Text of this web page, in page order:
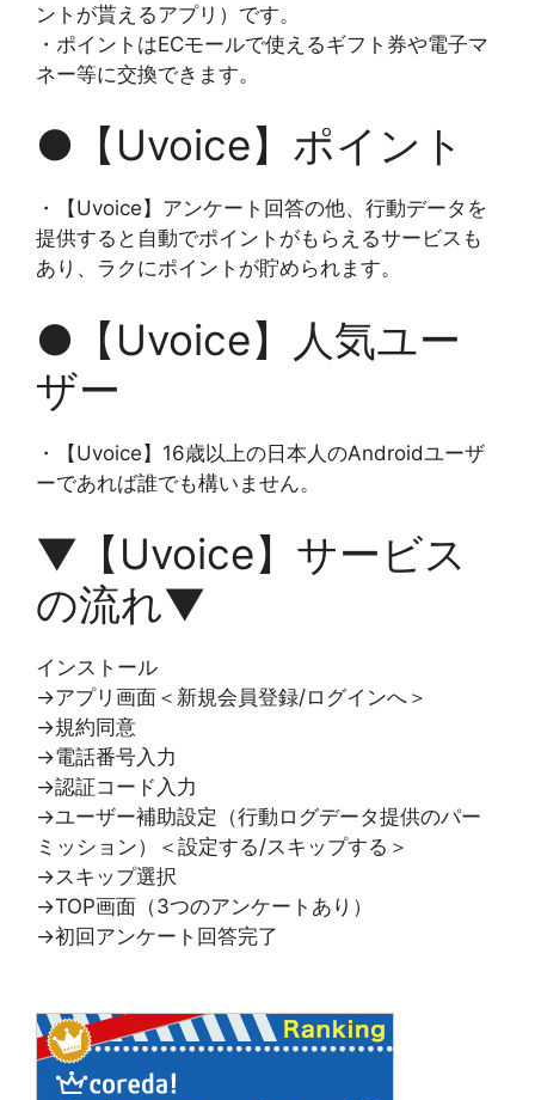
ントが貰えるアプリ）です。
・ポイントはECモールで使えるギフト券や電子マ
ネー等に交換できます。
●【Uvoice】ポイント
・【Uvoice】アンケート回答の他、行動データを
提供すると自動でポイントがもらえるサービスも
あり、ラクにポイントが貯められます。
●【Uvoice】人気ユー
ザー
・【Uvoice】16歳以上の日本人のAndroidユーザ
ーであれば誰でも構いません。
▼【Uvoice】サービス
の流れ▼
インストール
→アプリ画面＜新規会員登録/ログインへ＞
→規約同意
→電話番号入力
→認証コード入力
→ユーザー補助設定（行動ログデータ提供のパー
ミッション）＜設定する/スキップする＞
→スキップ選択
→TOP画面（3つのアンケートあり）
→初回アンケート回答完了